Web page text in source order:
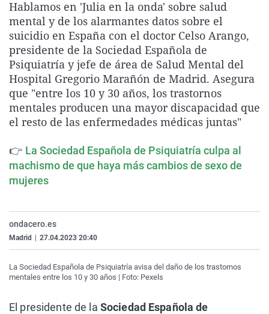
La rosa de los vientos
Gente viajera
Como el perro y el
Caso
Retornados
Equipo de
Operación Viuda
Extremadura
Galicia
La Rioja
Navarra
País Vasco
Virales
Televisión
Elecciones
Hablamos en 'Julia en la onda' sobre salud
mental y de los alarmantes datos sobre el
suicidio en España con el doctor Celso Arango,
presidente de la Sociedad Española de
Psiquiatría y jefe de área de Salud Mental del
Hospital Gregorio Marañón de Madrid. Asegura
que "entre los 10 y 30 años, los trastornos
mentales producen una mayor discapacidad que
el resto de las enfermedades médicas juntas"
👉 La Sociedad Española de Psiquiatría culpa al
machismo de que haya más cambios de sexo de
mujeres
ondacero.es
Madrid 27.04.2023 20:40
La Sociedad Española de Psiquiatría avisa del daño de los trastornos
mentales entre los 10 y 30 años | Foto: Pexels
El presidente de la Sociedad Española de